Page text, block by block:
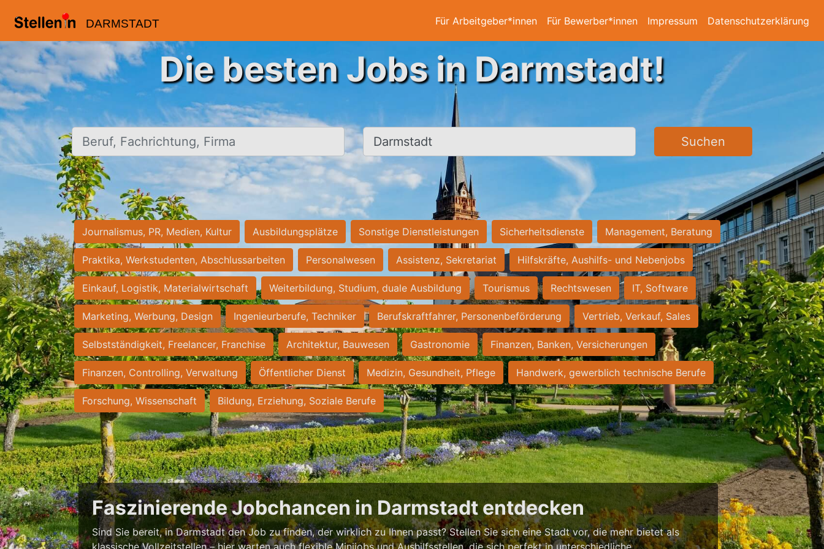
DARMSTADT Für Arbeitgeber*innen Für Bewerber*innen Impressum Datenschutzerklärung
Die besten Jobs in Darmstadt!
Beruf, Fachrichtung, Firma Ort, Stadt Suchen
Journalismus, PR, Medien, Kultur Ausbildungsplätze Sonstige Dienstleistungen Sicherheitsdienste Management, Beratung
Praktika, Werkstudenten, Abschlussarbeiten Personalwesen Assistenz, Sekretariat Hilfskräfte, Aushilfs- und Nebenjobs
Einkauf, Logistik, Materialwirtschaft Weiterbildung, Studium, duale Ausbildung Tourismus Rechtswesen IT, Software
Marketing, Werbung, Design Ingenieurberufe, Techniker Berufskraftfahrer, Personenbeförderung Vertrieb, Verkauf, Sales
Selbstständigkeit, Freelancer, Franchise Architektur, Bauwesen Gastronomie Finanzen, Banken, Versicherungen
Finanzen, Controlling, Verwaltung Öffentlicher Dienst Medizin, Gesundheit, Pflege Handwerk, gewerblich technische Berufe
Forschung, Wissenschaft Bildung, Erziehung, Soziale Berufe
Faszinierende Jobchancen in Darmstadt entdecken
Sind Sie bereit, in Darmstadt den Job zu finden, der wirklich zu Ihnen passt? Stellen Sie sich eine Stadt vor, die mehr bietet als